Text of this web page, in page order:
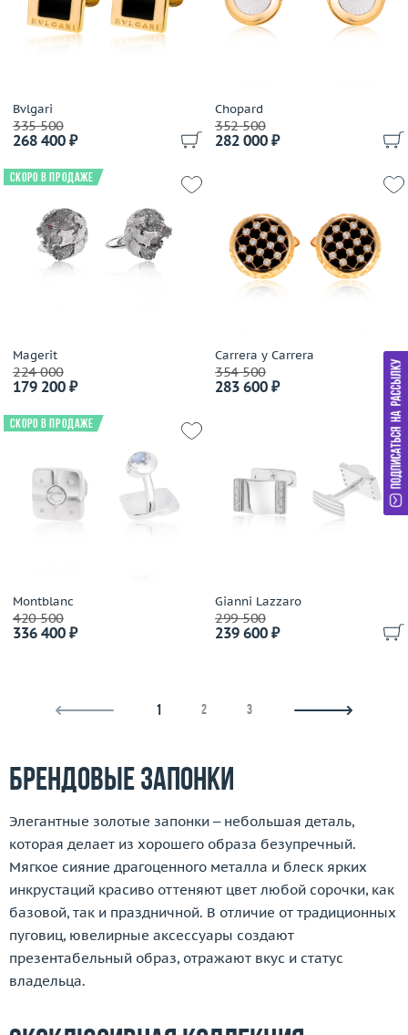
Bvlgari
335 500
268 400 ₽
Chopard
352 500
282 000 ₽
Magerit
224 000
179 200 ₽
Скоро в продаже
Carrera y Carrera
354 500
283 600 ₽
Montblanc
420 500
336 400 ₽
Скоро в продаже
Gianni Lazzaro
299 500
239 600 ₽
1 2 3
Брендовые запонки
Элегантные золотые запонки – небольшая деталь,
которая делает из хорошего образа безупречный.
Мягкое сияние драгоценного металла и блеск ярких
инкрустаций красиво оттеняют цвет любой сорочки, как
базовой, так и праздничной. В отличие от традиционных
пуговиц, ювелирные аксессуары создают
презентабельный образ, отражают вкус и статус
владельца.